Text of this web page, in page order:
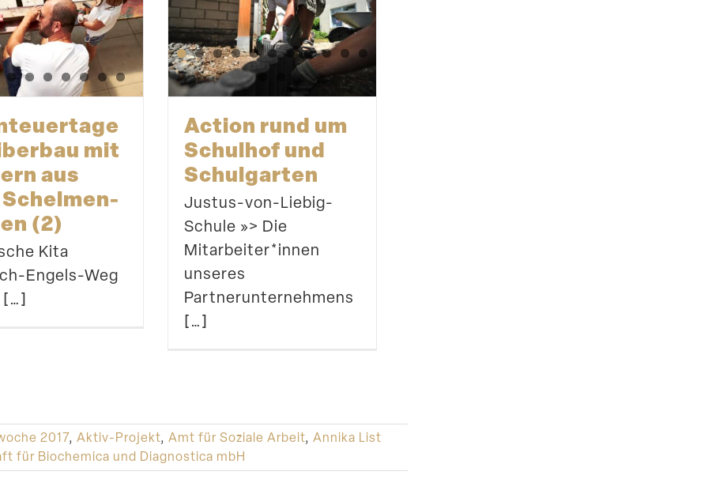
mit
aus
Schel­men­
(2)
Kita
Engels-Weg
[…]
Action rund um
Schulhof und
Schulgarten
Justus-von-Liebig-
Schule »> Die
Mitarbeiter*innen
unseres
Partnerunternehmens
[…]
2017, Aktiv-Projekt, Amt für Soziale Arbeit, Annika List
für Biochemica und Diagnostica mbH